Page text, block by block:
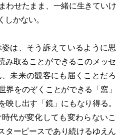
わせたまま、一緒に生きていけ
かない。
は、そう訴えているように思
み取ることができるこのメッセ
未来の観客にも届くことだろ
界をのぞくことができる「窓」
映し出す「鏡」にもなり得る。
代が変化しても変わらないこ
ターピースであり続けるゆえん